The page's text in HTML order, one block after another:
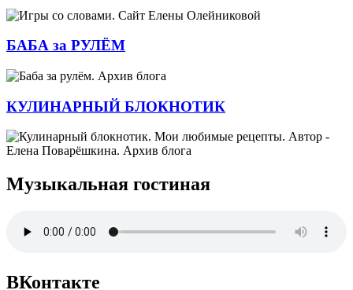
БАБА за РУЛЁМ
КУЛИНАРНЫЙ БЛОКНОТИК
Музыкальная гостиная
ВКонтакте